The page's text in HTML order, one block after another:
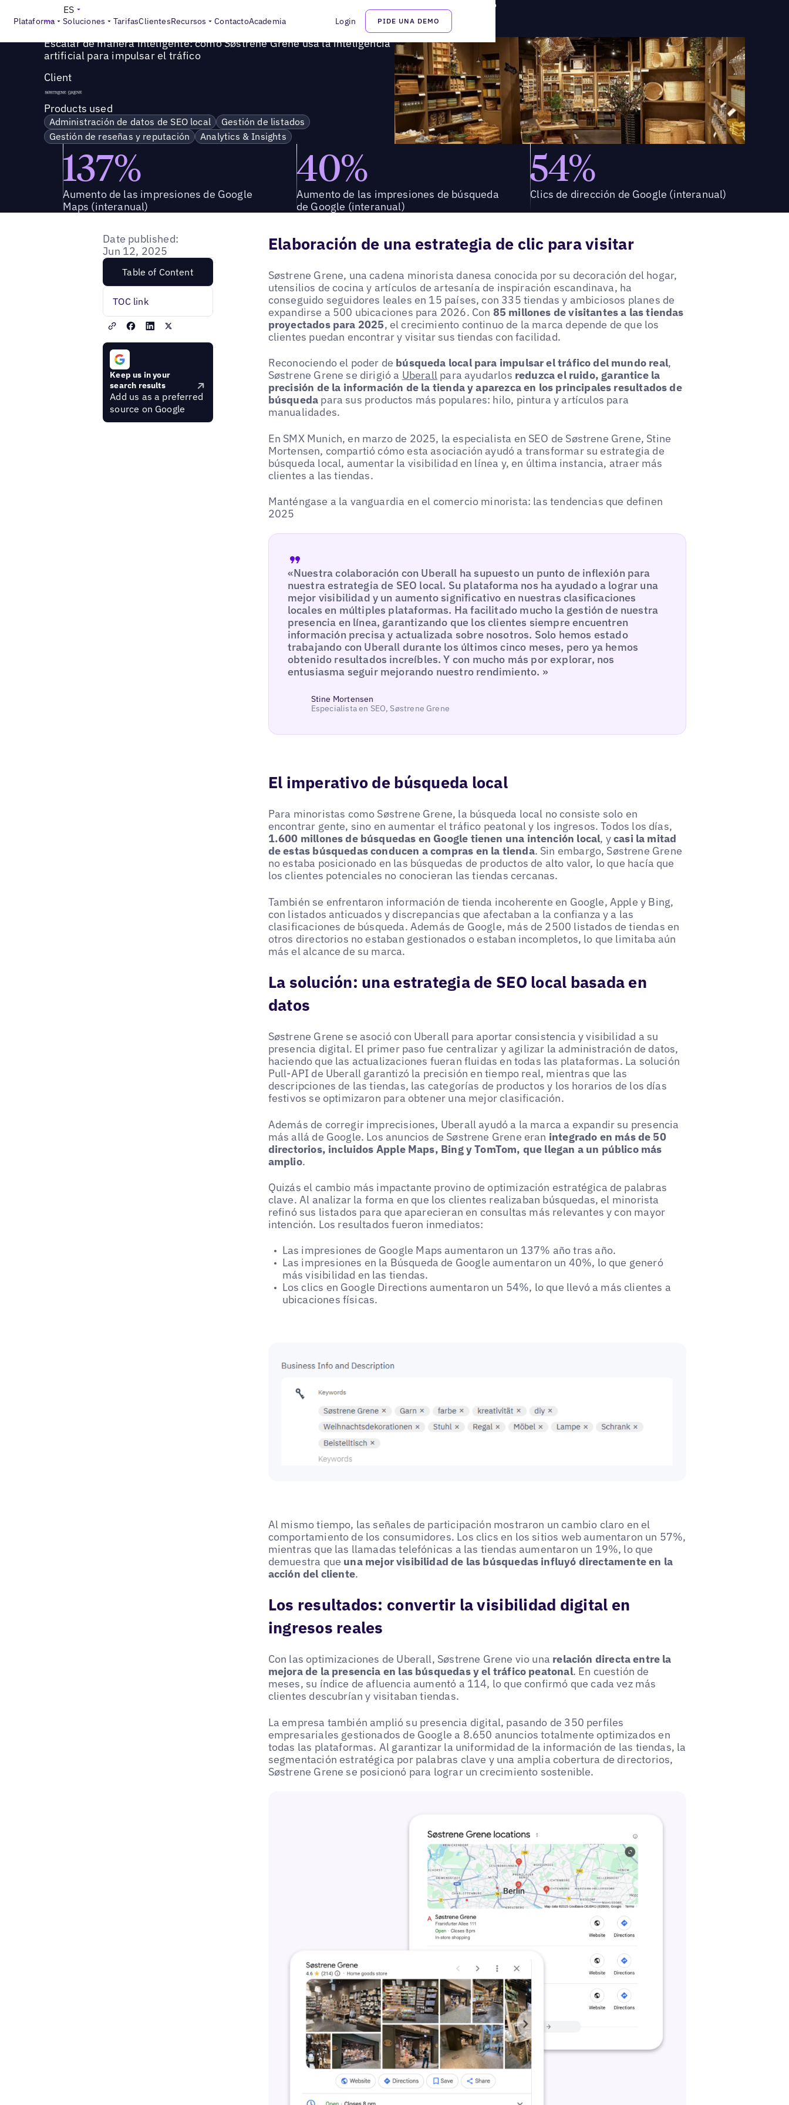
Plataforma Soluciones TarifasClientesRecursos ContactoAcademia Login PIDE UNA DEMO
ES
Success Story Escalar de manera inteligente: cómo Søstrene Grene usa la inteligencia artificial para impulsar el tráfico
Escalar de manera inteligente: cómo Søstrene Grene usa la inteligencia
artificial para impulsar el tráfico
Client
Products used
Administración de datos de SEO local
Gestión de listados
Gestión de reseñas y reputación
Analytics & Insights
137%
Aumento de las impresiones de Google
Maps (interanual)
40%
Aumento de las impresiones de búsqueda
de Google (interanual)
54%
Clics de dirección de Google (interanual)
Date published:
Jun 12, 2025
Table of Content
TOC link
Keep us in your
search results
Add us as a preferred
source on Google
Elaboración de una estrategia de clic para visitar
Søstrene Grene, una cadena minorista danesa conocida por su decoración del hogar,
utensilios de cocina y artículos de artesanía de inspiración escandinava, ha
conseguido seguidores leales en 15 países, con 335 tiendas y ambiciosos planes de
expandirse a 500 ubicaciones para 2026. Con 85 millones de visitantes a las tiendas
proyectados para 2025, el crecimiento continuo de la marca depende de que los
clientes puedan encontrar y visitar sus tiendas con facilidad.
Reconociendo el poder de búsqueda local para impulsar el tráfico del mundo real,
Søstrene Grene se dirigió a Uberall para ayudarlos reduzca el ruido, garantice la
precisión de la información de la tienda y aparezca en los principales resultados de
búsqueda para sus productos más populares: hilo, pintura y artículos para
manualidades.
En SMX Munich, en marzo de 2025, la especialista en SEO de Søstrene Grene, Stine
Mortensen, compartió cómo esta asociación ayudó a transformar su estrategia de
búsqueda local, aumentar la visibilidad en línea y, en última instancia, atraer más
clientes a las tiendas.
Manténgase a la vanguardia en el comercio minorista: las tendencias que definen
2025
«Nuestra colaboración con Uberall ha supuesto un punto de inflexión para
nuestra estrategia de SEO local. Su plataforma nos ha ayudado a lograr una
mejor visibilidad y un aumento significativo en nuestras clasificaciones
locales en múltiples plataformas. Ha facilitado mucho la gestión de nuestra
presencia en línea, garantizando que los clientes siempre encuentren
información precisa y actualizada sobre nosotros. Solo hemos estado
trabajando con Uberall durante los últimos cinco meses, pero ya hemos
obtenido resultados increíbles. Y con mucho más por explorar, nos
entusiasma seguir mejorando nuestro rendimiento. »
Stine Mortensen
Especialista en SEO, Søstrene Grene
El imperativo de búsqueda local
Para minoristas como Søstrene Grene, la búsqueda local no consiste solo en
encontrar gente, sino en aumentar el tráfico peatonal y los ingresos. Todos los días,
1.600 millones de búsquedas en Google tienen una intención local, ycasi la mitad
de estas búsquedas conducen a compras en la tienda. Sin embargo, Søstrene Grene
no estaba posicionado en las búsquedas de productos de alto valor, lo que hacía que
los clientes potenciales no conocieran las tiendas cercanas.
También se enfrentaron información de tienda incoherente en Google, Apple y Bing,
con listados anticuados y discrepancias que afectaban a la confianza y a las
clasificaciones de búsqueda. Además de Google, más de 2500 listados de tiendas en
otros directorios no estaban gestionados o estaban incompletos, lo que limitaba aún
más el alcance de su marca.
La solución: una estrategia de SEO local basada en
datos
Søstrene Grene se asoció con Uberall para aportar consistencia y visibilidad a su
presencia digital. El primer paso fue centralizar y agilizar la administración de datos,
haciendo que las actualizaciones fueran fluidas en todas las plataformas. La solución
Pull-API de Uberall garantizó la precisión en tiempo real, mientras que las
descripciones de las tiendas, las categorías de productos y los horarios de los días
festivos se optimizaron para obtener una mejor clasificación.
Además de corregir imprecisiones, Uberall ayudó a la marca a expandir su presencia
más allá de Google. Los anuncios de Søstrene Grene eran integrado en más de 50
directorios, incluidos Apple Maps, Bing y TomTom, que llegan a un público más
amplio.
Quizás el cambio más impactante provino de optimización estratégica de palabras
clave. Al analizar la forma en que los clientes realizaban búsquedas, el minorista
refinó sus listados para que aparecieran en consultas más relevantes y con mayor
intención. Los resultados fueron inmediatos:
Las impresiones de Google Maps aumentaron un 137% año tras año.
Las impresiones en la Búsqueda de Google aumentaron un 40%, lo que generó
más visibilidad en las tiendas.
Los clics en Google Directions aumentaron un 54%, lo que llevó a más clientes a
ubicaciones físicas.
Al mismo tiempo, las señales de participación mostraron un cambio claro en el
comportamiento de los consumidores. Los clics en los sitios web aumentaron un 57%,
mientras que las llamadas telefónicas a las tiendas aumentaron un 19%, lo que
demuestra que una mejor visibilidad de las búsquedas influyó directamente en la
acción del cliente.
Los resultados: convertir la visibilidad digital en
ingresos reales
Con las optimizaciones de Uberall, Søstrene Grene vio una relación directa entre la
mejora de la presencia en las búsquedas y el tráfico peatonal. En cuestión de
meses, su índice de afluencia aumentó a 114, lo que confirmó que cada vez más
clientes descubrían y visitaban tiendas.
La empresa también amplió su presencia digital, pasando de 350 perfiles
empresariales gestionados de Google a 8.650 anuncios totalmente optimizados en
todas las plataformas. Al garantizar la uniformidad de la información de las tiendas, la
segmentación estratégica por palabras clave y una amplia cobertura de directorios,
Søstrene Grene se posicionó para lograr un crecimiento sostenible.